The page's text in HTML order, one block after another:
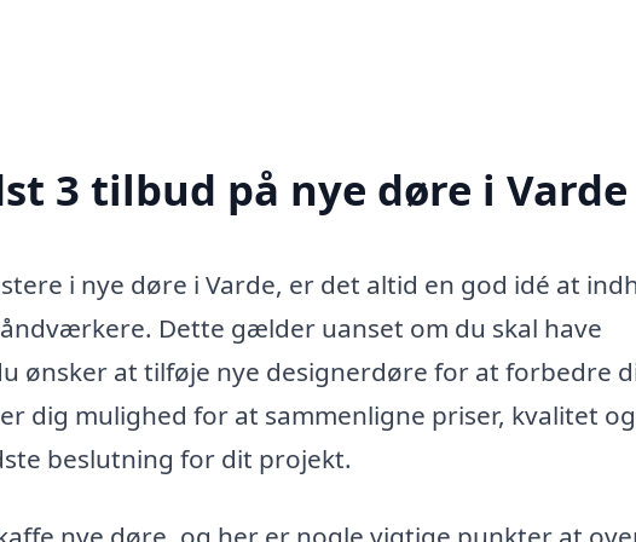
3 tilbud på nye døre i Varde
i nye døre i Varde, er det altid en god idé at
Dette gælder uanset om du skal have
ønsker at tilføje nye designerdøre for at forbedre
dig mulighed for at sammenligne priser, kvalitet og
beslutning for dit projekt.